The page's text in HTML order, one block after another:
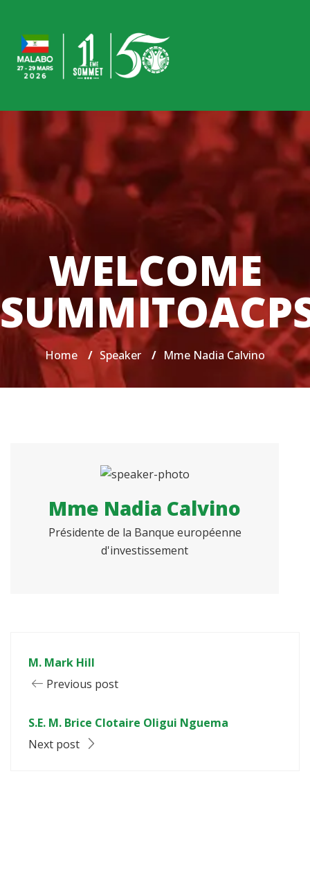
WELCOME
Home / Speaker / Mme Nadia Calvino
Mme Nadia Calvino
Présidente de la Banque européenne
d'investissement
M. Mark Hill
Previous post
S.E. M. Brice Clotaire Oligui Nguema
Next post